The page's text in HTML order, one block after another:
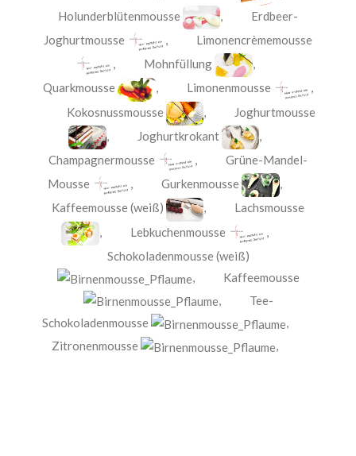
Holunderblütenmousse
, Erdbeer-
Joghurtmousse
, Limonencrèmemousse
, Mohnfüllung
,
Quarkmousse
, Limonenmousse
,
Kokosnussmousse
, Joghurtmousse
,
Joghurtkrokant
,
Champagnermousse
,Grüne-Mandel-
Mousse
, Gurkenmousse
,
Kaffeemousse (weiß)
, Lachsmousse
, Lebkuchenmousse
,
Schokoladenmousse (weiß)
, Kaffeemousse
, Tee-
Schokoladenmousse
,
Zitronenmousse
,